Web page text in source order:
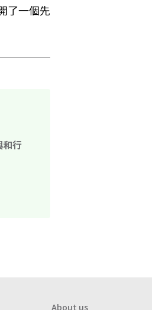
了一個先
和行
About us